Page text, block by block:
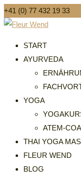
+41 (0) 77 432 19 33
START
AYURVEDA
YOGA
ATEM-
THAI YOGA
FLEUR WEND
BLOG